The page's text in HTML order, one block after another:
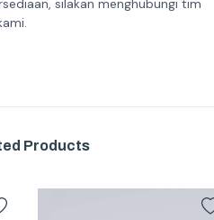
silakan menghubungi tim
Products